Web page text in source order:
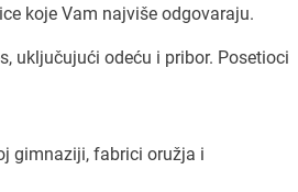
koje Vam najviše odgovaraju.
uključujući odeću i pribor. Posetioci
gimnaziji, fabrici oružja i